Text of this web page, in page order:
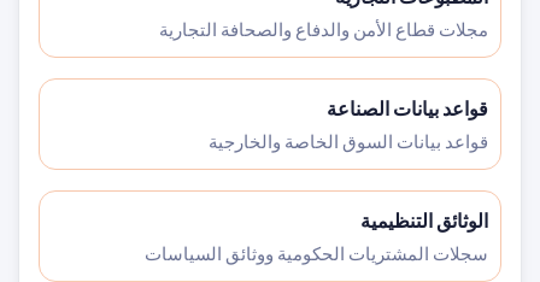
مجلات قطاع الأمن والدفاع والصحافة التجارية
قواعد بيانات الصناعة
قواعد بيانات السوق الخاصة والخارجية
الوثائق التنظيمية
سجلات المشتريات الحكومية ووثائق السياسات